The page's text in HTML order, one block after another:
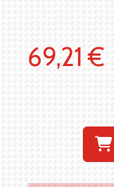
69,21 €